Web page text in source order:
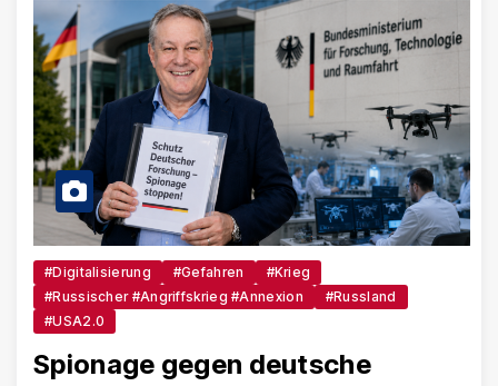
#Digitalisierung #Gefahren
#Krieg
#Russischer #Angriffskrieg #Annexion
#Russland
#USA2.0
Spionage gegen deutsche